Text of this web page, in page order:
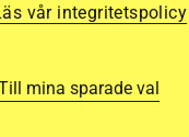
vår integritetspolicy
mina sparade val